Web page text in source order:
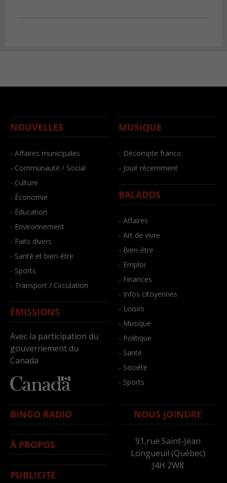
NOUVELLES
- Affaires municipales
- Communauté / Social
- Culture
- Économie
- Éducation
- Environnement
- Faits divers
- Santé et bien-être
- Sports
- Transport / Circulation
ÉMISSIONS
Avec la participation du
gouvernement du
Canada
MUSIQUE
- Décompte franco
- Joué récemment
BALADOS
- Affaires
- Art de vivre
- Bien-être
- Emploi
- Finances
- Infos citoyennes
- Loisirs
- Musique
- Politique
- Santé
- Société
- Sports
BINGO RADIO
À PROPOS
PUBLICITÉ
NOUS JOINDRE
91,rue Saint-Jean
Longueuil (Québec)
J4H 2W8